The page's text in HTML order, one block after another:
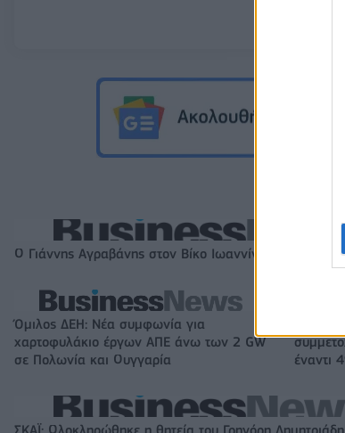
Ο Γιάννης Αγραβάνης στον Βίκο Ιωαννίνων
Όμιλος ΔΕΗ: Νέα συμφωνία για
χαρτοφυλάκιο έργων ΑΠΕ άνω των 2 GW
σε Πολωνία και Ουγγαρία
έναντι